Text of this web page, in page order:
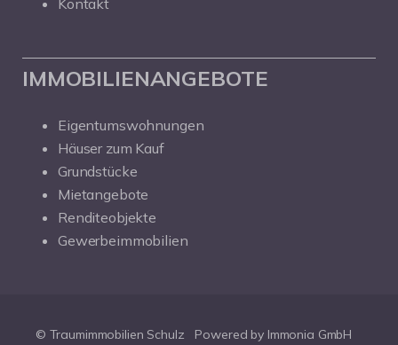
Kontakt
IMMOBILIENANGEBOTE
Eigentumswohnungen
Häuser zum Kauf
Grundstücke
Mietangebote
Renditeobjekte
Gewerbeimmobilien
© Traumimmobilien Schulz Powered by Immonia GmbH